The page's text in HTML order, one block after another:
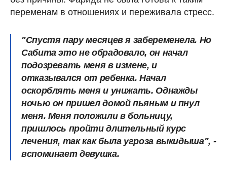
переменам в отношениях и переживала стресс.
"Спустя пару месяцев я забеременела. Но
Сабита это не обрадовало, он начал
подозревать меня в измене, и
отказывался от ребенка. Начал
оскорблять меня и унижать. Однажды
ночью он пришел домой пьяным и пнул
меня. Меня положили в больницу,
пришлось пройти длительный курс
лечения, так как была угроза выкидыша", -
вспоминает девушка.